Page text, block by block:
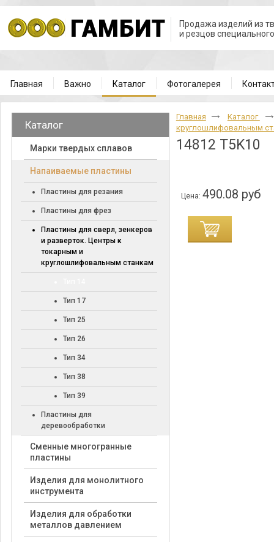
Продажа изделий из
и резцов
Главная Важно Каталог Фотогалерея
Каталог
Марки твердых сплавов
Напаиваемые пластины
Пластины для резания
Пластины для фрез
Пластины для сверл, зенкеров
и разверток. Центры к
токарным и
круглошлифовальным станкам
Тип 17
Тип 25
Тип 26
Тип 34
Тип 38
Тип 39
Пластины для
деревообработки
Cменные многогранные
пластины
Изделия для монолитного
инструмента
Изделия для обработки
металлов давлением
Главная
Каталог
круглошлифовальным
14812 T5K10
Цена:490.08 руб